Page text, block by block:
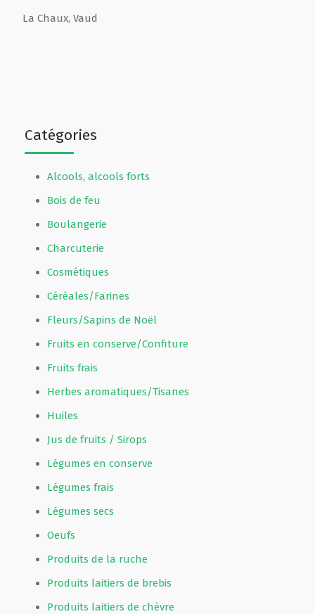
Catégories
Alcools, alcools forts
Bois de feu
Boulangerie
Charcuterie
Cosmétiques
Céréales/Farines
Fleurs/Sapins de Noël
Fruits en conserve/Confiture
Fruits frais
Herbes aromatiques/Tisanes
Huiles
Jus de fruits / Sirops
Légumes en conserve
Légumes frais
Légumes secs
Oeufs
Produits de la ruche
Produits laitiers de brebis
Produits laitiers de chèvre
La Chaux, Vaud